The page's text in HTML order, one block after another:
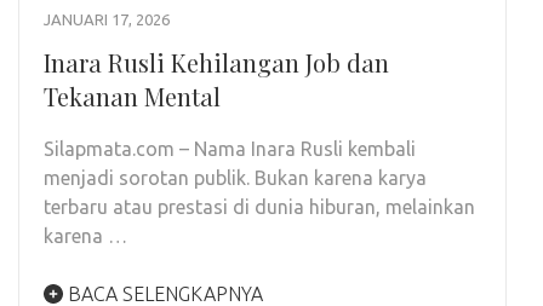
JANUARI 17, 2026
Inara Rusli Kehilangan Job dan
Tekanan Mental
Silapmata.com – Nama Inara Rusli kembali
menjadi sorotan publik. Bukan karena karya
terbaru atau prestasi di dunia hiburan, melainkan
karena …
BACA SELENGKAPNYA